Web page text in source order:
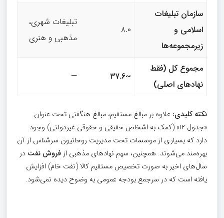
سازمان تبلیغات
اسلامی و
زیرمجموعه‌ها
۸.۰
تبلیغات شهری،
مذهبی و هنری
مجموع کل (فقط
نهادهای اصلی)
~۳۷.۶ —
نکته کلیدی: علاوه بر مبالغ مستقیم، مبالغ هنگفتی تحت عنوان
«جدول ۱۲» (کمک به اشخاص حقیقی و حقوقی غیردولتی) وجود
دارد که بسیاری از موسسات تحت مدیریت روحانیون سرشناس از آن
بهره‌مند می‌شوند. همچنین، سهم نهادهای مذهبی از فروش نفت در
سال‌های اخیر به صورت تخصیص مستقیم کالا (نفت خام) افزایش
یافته است که در سرجمع بودجه عمومی به وضوح دیده نمی‌شود.